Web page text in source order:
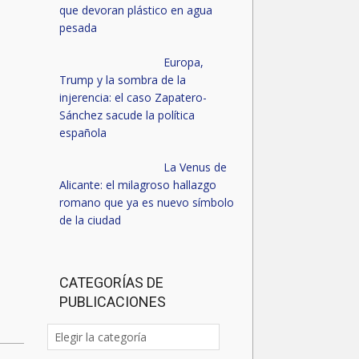
que devoran plástico en agua
pesada
Europa,
Trump y la sombra de la
injerencia: el caso Zapatero-
Sánchez sacude la política
española
La Venus de
Alicante: el milagroso hallazgo
romano que ya es nuevo símbolo
de la ciudad
CATEGORÍAS DE
PUBLICACIONES
Categorías
de